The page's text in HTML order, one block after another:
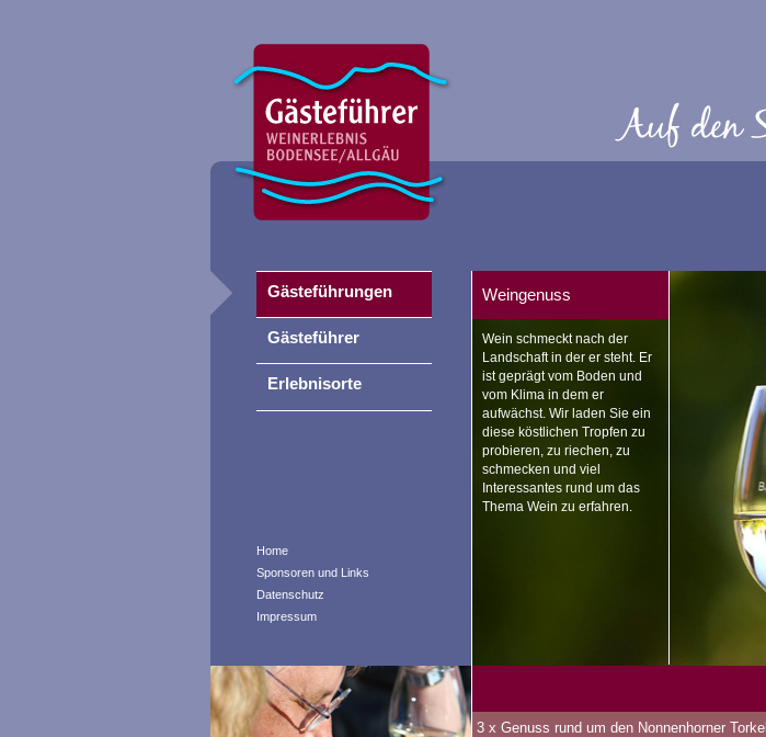
Home
Sponsoren und Links
Datenschutz
Impressum
Weingenuss
Wein schmeckt nach der
Landschaft in der er steht. Er
ist geprägt vom Boden und
vom Klima in dem er
aufwächst. Wir laden Sie ein
diese köstlichen Tropfen zu
probieren, zu riechen, zu
schmecken und viel
Interessantes rund um das
Thema Wein zu erfahren.
3 x Genuss rund um den Nonnenhorner Torkel
Gästeführungen
Gästeführer
Erlebnisorte